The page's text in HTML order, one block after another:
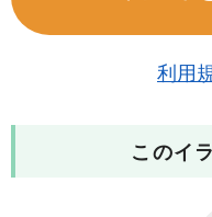
利用
このイ